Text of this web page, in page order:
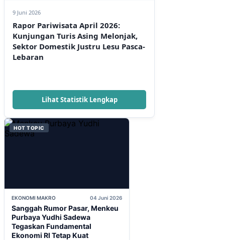
9 Juni 2026
Rapor Pariwisata April 2026:
Kunjungan Turis Asing Melonjak,
Sektor Domestik Justru Lesu Pasca-
Lebaran
Lihat Statistik Lengkap
HOT TOPIC
EKONOMI MAKRO 04 Juni 2026
Sanggah Rumor Pasar, Menkeu
Purbaya Yudhi Sadewa
Tegaskan Fundamental
Ekonomi RI Tetap Kuat